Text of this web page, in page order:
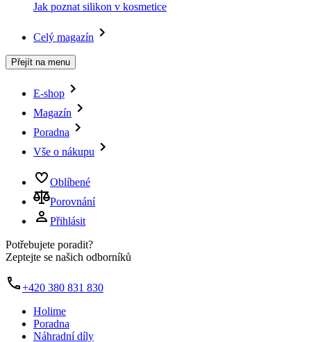
Jak poznat silikon v kosmetice
Celý magazín
Přejít na menu
E-shop
Magazín
Poradna
Vše o nákupu
Oblíbené
Porovnání
Přihlásit
Potřebujete poradit?
Zeptejte se našich odborníků
+420 380 831 830
Holime
Poradna
Náhradní díly